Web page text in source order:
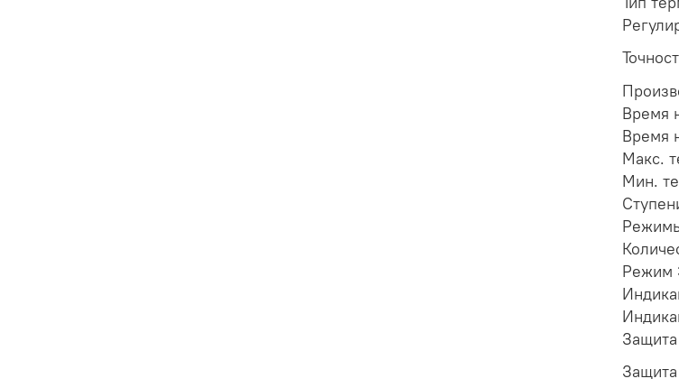
Время
Время
Макс.
Мин.
Режим